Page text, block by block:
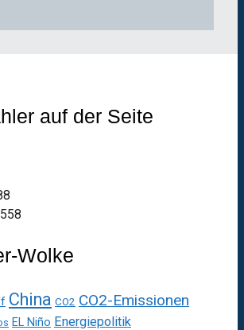
auf der Seite
Wolke
China CO2 CO2-Emissionen
EL Niño Energiepolitik